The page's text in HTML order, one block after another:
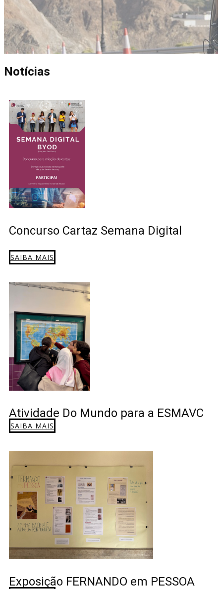
Notícias
Concurso Cartaz Semana Digital
SAIBA MAIS
Atividade Do Mundo para a ESMAVC
SAIBA MAIS
Exposição FERNANDO em PESSOA